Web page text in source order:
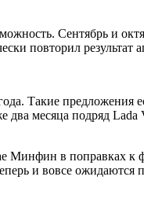
Сентябрь и
повторил результат
Такие предложения
два месяца подряд
Минфин в поправках к
и вовсе ожидаются